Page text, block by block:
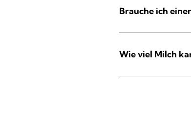
Brauche ich
Wie viel Milch